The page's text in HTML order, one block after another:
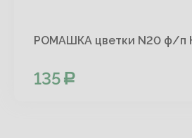
РОМАШКА цветки N20 ф/п
135